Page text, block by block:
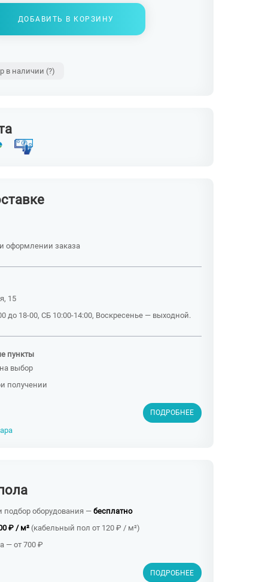
ДОБАВИТЬ В КОРЗИНУ
в наличии (?)
оформлении заказа
15
до 18-00, СБ 10:00-14:00, Воскресенье — выходной.
пункты
выбор
получении
ПОДРОБНЕЕ
подбор оборудования — бесплатно
₽ / м² (кабельный пол от 120 ₽ / м²)
— от 700 ₽
ПОДРОБНЕЕ